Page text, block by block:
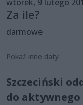
Za ile?
darmowe
Pokaż inne daty
Szczeciński
do